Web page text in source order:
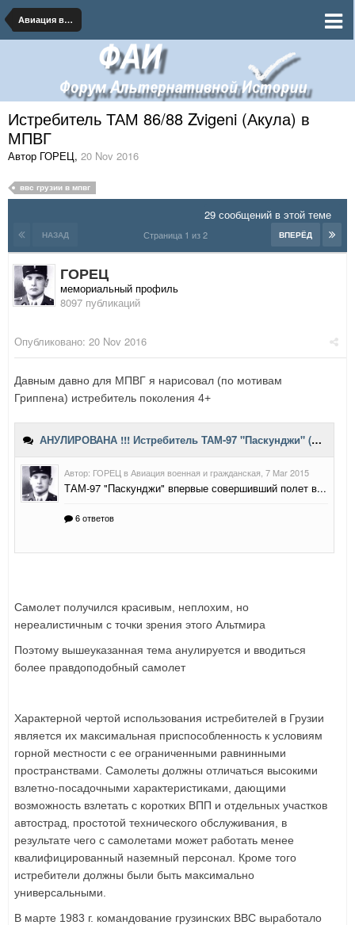
Авиация военная и гражданская
Истребитель ТАМ 86/88 Zvigeni (Акула) в
МПВГ
Автор ГОРЕЦ, 20 Nov 2016
ввс грузии в мпвг
29 сообщений в этой теме
НАЗАД ВПЕРЁД
Страница 1 из 2
ГОРЕЦ
мемориальный профиль
8097 публикаций
Опубликовано: 20 Nov 2016
Давным давно для МПВГ я нарисовал (по мотивам
Гриппена) истребитель поколения 4+
Самолет получился красивым, неплохим, но
нереалистичным с точки зрения этого Альтмира
Поэтому вышеуказанная тема анулируется и вводиться
более правдоподобный самолет
Характерной чертой использования истребителей в Грузии
является их максимальная приспособленность к условиям
горной местности с ее ограниченными равнинными
пространствами. Самолеты должны отличаться высокими
взлетно-посадочными характеристиками, дающими
возможность взлетать с коротких ВПП и отдельных участков
автострад, простотой технического обслуживания, в
результате чего с самолетами может работать менее
квалифицированный наземный персонал. Кроме того
истребители должны были быть максимально
универсальными.
В марте 1983 г. командование грузинских ВВС выработало